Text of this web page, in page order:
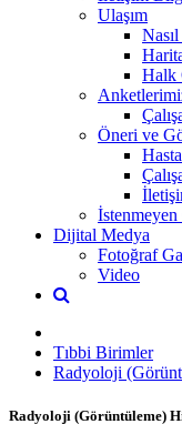
Ulaşım
Halk
Öneri ve
Dijital Medya
Fotoğraf
Video
Tıbbi Birimler
Radyoloji
Radyoloji (Görüntüleme)